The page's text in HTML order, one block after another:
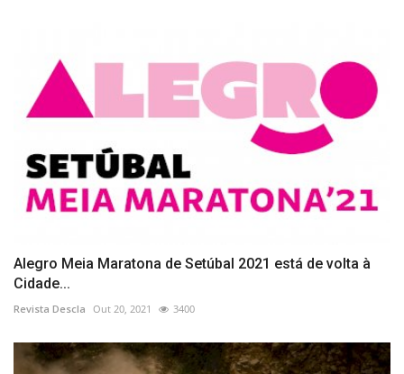
Alegro Meia Maratona de Setúbal 2021 está de volta à
Cidade...
Revista Descla Out 20, 2021 3400